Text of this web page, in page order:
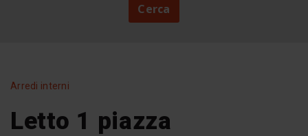
Cerca
Arredi interni
Letto 1 piazza